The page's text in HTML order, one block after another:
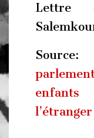
Lettre
Source:
l’étranger